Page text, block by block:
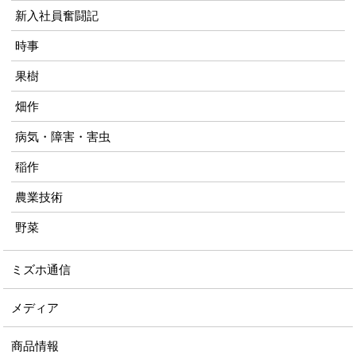
新入社員奮闘記
時事
果樹
畑作
病気・障害・害虫
稲作
農業技術
野菜
ミズホ通信
メディア
商品情報